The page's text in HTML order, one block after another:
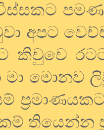
අපට
කිවුවෙ
මා මොනව
තියෙන්න